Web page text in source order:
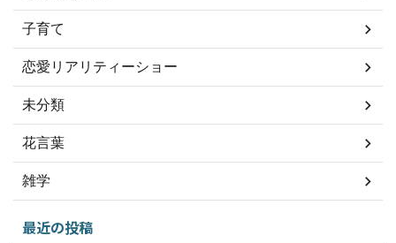
子育て
恋愛リアリティーショー
未分類
花言葉
雑学
最近の投稿